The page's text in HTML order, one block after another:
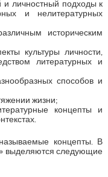
и личностный подходы к
и нелитературных
историческим
культуры личности,
литературных и
способов и
жизни;
концепты и
концепты. В
выделяются следующие